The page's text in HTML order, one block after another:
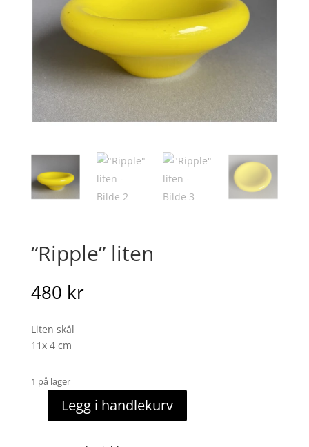
“Ripple” liten
480 kr
Liten skål
11x 4 cm
1 på lager
"Ripple"Legg i handlekurv